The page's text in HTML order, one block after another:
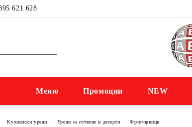
621 628
Меню Промоции NEW
Kухненски уреди Уреди за готвене и десерти Фритюрници